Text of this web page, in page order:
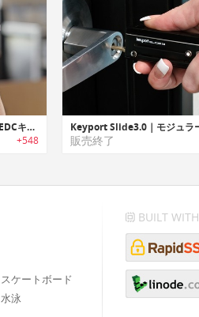
MICRO｜ミニマルデザインEDCキーツール/オーガナイザー「マイクロ」
+548 販売終了
スケートボード
水泳
BUILT WITH